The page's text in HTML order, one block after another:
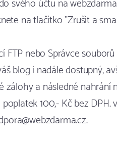
svého účtu na
na tlačítko "Zrušit a
FTP nebo Správce
blog i nadále dostupný,
zálohy a následné nahrání
100,- Kč bez